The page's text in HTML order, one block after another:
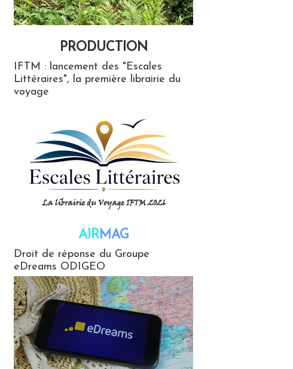
PRODUCTION
IFTM : lancement des "Escales
Littéraires", la première librairie du
voyage
AIRMAG
Droit de réponse du Groupe
eDreams ODIGEO